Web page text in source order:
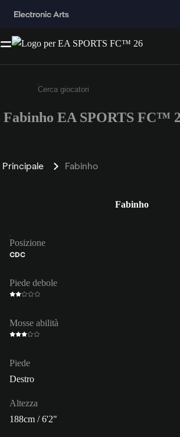
Inserisci un minimo di 3
Fabinho EA SPORTS FC™
Principale Fabinho
Fabinho
Posizione
CDC
Piede debole
Mosse abilità
Piede
Destro
Altezza
188cm / 6'2"